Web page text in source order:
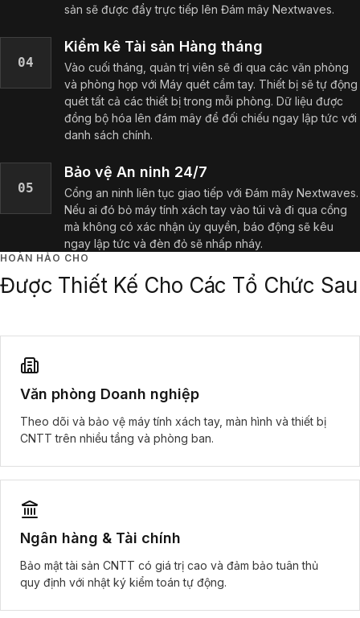
sản sẽ được đẩy trực tiếp lên Đám mây Nextwaves.
04
Kiểm kê Tài sản Hàng tháng
Vào cuối tháng, quản trị viên sẽ đi qua các văn phòng
và phòng họp với Máy quét cầm tay. Thiết bị sẽ tự động
quét tất cả các thiết bị trong mỗi phòng. Dữ liệu được
đồng bộ hóa lên đám mây để đối chiếu ngay lập tức với
danh sách chính.
05
Bảo vệ An ninh 24/7
Cổng an ninh liên tục giao tiếp với Đám mây Nextwaves.
Nếu ai đó bỏ máy tính xách tay vào túi và đi qua cổng
mà không có xác nhận ủy quyền, báo động sẽ kêu
ngay lập tức và đèn đỏ sẽ nhấp nháy.
HOÀN HẢO CHO
Được Thiết Kế Cho Các Tổ Chức Sau
Văn phòng Doanh nghiệp
Theo dõi và bảo vệ máy tính xách tay, màn hình và thiết bị
CNTT trên nhiều tầng và phòng ban.
Ngân hàng & Tài chính
Bảo mật tài sản CNTT có giá trị cao và đảm bảo tuân thủ
quy định với nhật ký kiểm toán tự động.